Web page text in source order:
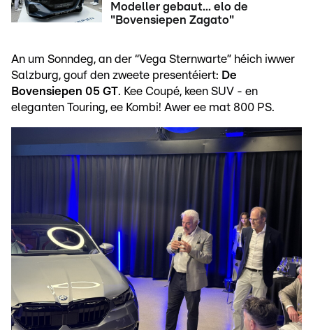
Modeller gebaut... elo de
"Bovensiepen Zagato"
An um Sonndeg, an der “Vega Sternwarte” héich iwwer
Salzburg, gouf den zweete presentéiert: De
Bovensiepen 05 GT. Kee Coupé, keen SUV - en
eleganten Touring, ee Kombi! Awer ee mat 800 PS.